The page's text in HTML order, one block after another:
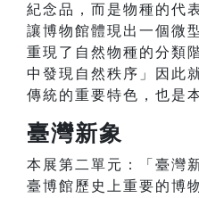
紀念品，而是物種的代
讓博物館體現出一個微
重現了自然物種的分類
中發現自然秩序」因此
傳統的重要特色，也是
臺灣新象
本展第二單元：「臺灣
臺博館歷史上重要的博